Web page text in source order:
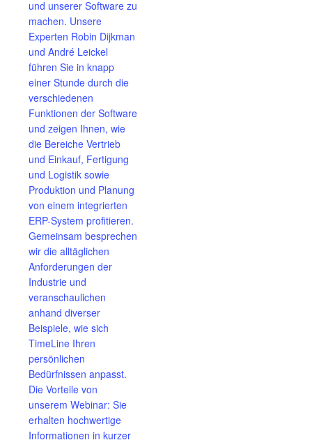
und unserer Software zu
machen. Unsere
Experten Robin Dijkman
und André Leickel
führen Sie in knapp
einer Stunde durch die
verschiedenen
Funktionen der Software
und zeigen Ihnen, wie
die Bereiche Vertrieb
und Einkauf, Fertigung
und Logistik sowie
Produktion und Planung
von einem integrierten
ERP-System profitieren.
Gemeinsam besprechen
wir die alltäglichen
Anforderungen der
Industrie und
veranschaulichen
anhand diverser
Beispiele, wie sich
TimeLine Ihren
persönlichen
Bedürfnissen anpasst.
Die Vorteile von
unserem Webinar: Sie
erhalten hochwertige
Informationen in kurzer